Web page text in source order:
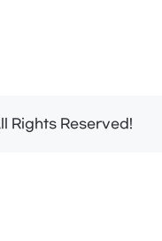
Rights Reserved!